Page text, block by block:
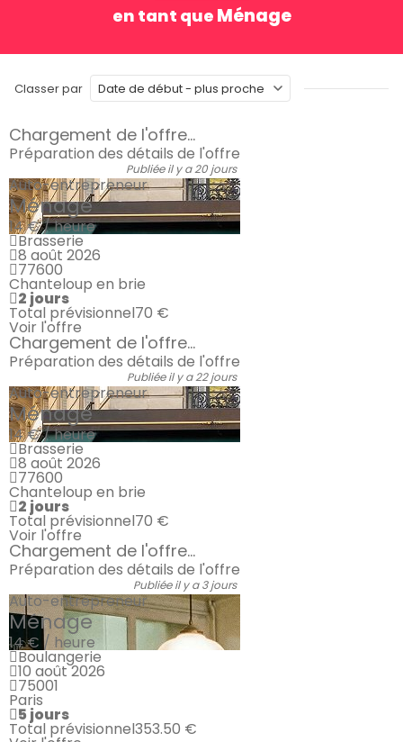
en tant que Ménage
Classer par
Chargement de l'offre...
Préparation des détails de l'offre
Publiée il y a 20 jours
Auto-entrepreneur
Ménage
14 € / heure
Brasserie
8 août 2026
77600
Chanteloup en brie
2 jours
Total prévisionnel70 €
Voir l'offre
Chargement de l'offre...
Préparation des détails de l'offre
Publiée il y a 22 jours
Auto-entrepreneur
Ménage
14 € / heure
Brasserie
8 août 2026
77600
Chanteloup en brie
2 jours
Total prévisionnel70 €
Voir l'offre
Chargement de l'offre...
Préparation des détails de l'offre
Publiée il y a 3 jours
Auto-entrepreneur
Ménage
14 € / heure
Boulangerie
10 août 2026
75001
Paris
5 jours
Total prévisionnel353.50 €